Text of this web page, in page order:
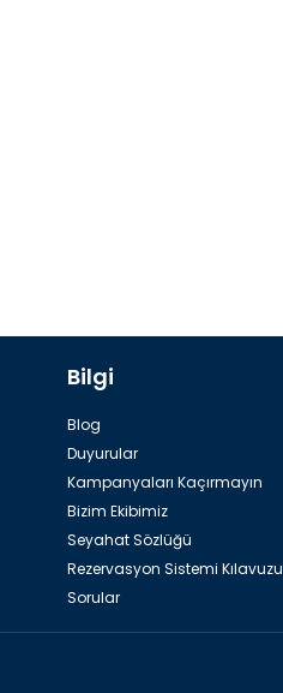
Bilgi
Blog
Duyurular
Kampanyaları Kaçırmayın
Bizim Ekibimiz
Seyahat Sözlüğü
Rezervasyon Sistemi Kılavuzu
Sorular